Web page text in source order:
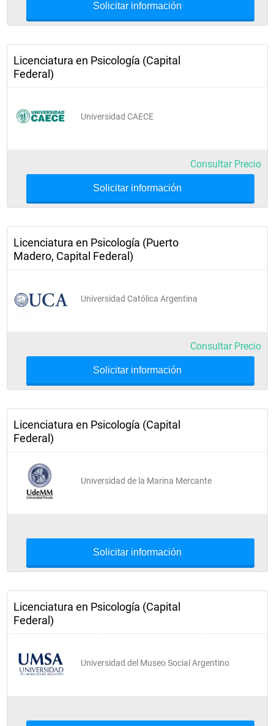
Solicitar información
Licenciatura en Psicología (Capital
Federal)
Universidad CAECE
Consultar Precio
Solicitar información
Licenciatura en Psicología (Puerto
Madero, Capital Federal)
Universidad Católica Argentina
Consultar Precio
Solicitar información
Licenciatura en Psicología (Capital
Federal)
Universidad de la Marina Mercante
Solicitar información
Licenciatura en Psicología (Capital
Federal)
Universidad del Museo Social Argentino